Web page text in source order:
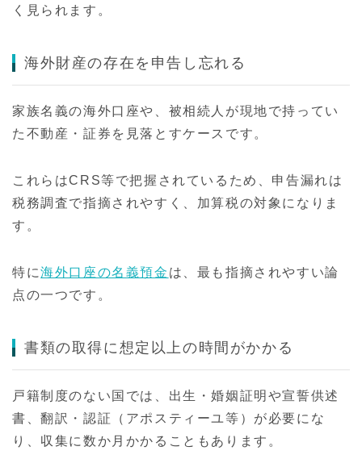
く見られます。
海外財産の存在を申告し忘れる
家族名義の海外口座や、被相続人が現地で持ってい
た不動産・証券を見落とすケースです。
これらはCRS等で把握されているため、申告漏れは
税務調査で指摘されやすく、加算税の対象になりま
す。
特に海外口座の名義預金 は、最も指摘されやすい論
点の一つです。
書類の取得に想定以上の時間がかかる
戸籍制度のない国では、出生・婚姻証明や宣誓供述
書、翻訳・認証（アポスティーユ等）が必要にな
り、収集に数か月かかることもあります。